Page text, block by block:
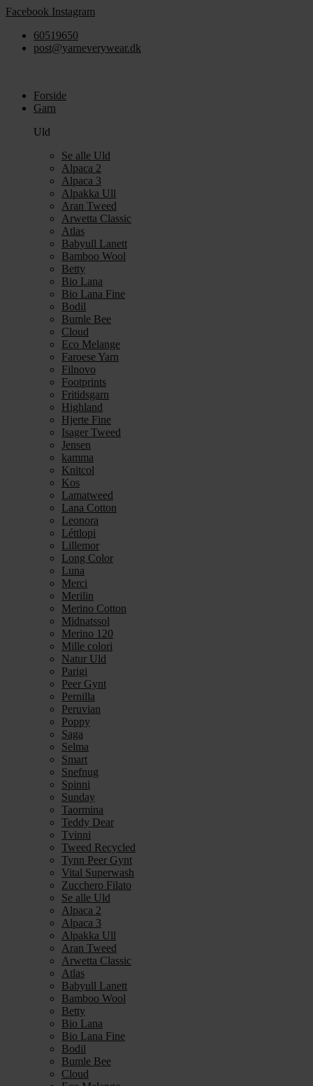
Videre
indhold
Facebook Instagram
60519650
post@yarneverywear.dk
Forside
Garn
Uld
Se alle Uld
Alpaca 2
Alpaca 3
Alpakka Ull
Aran Tweed
Arwetta Classic
Atlas
Babyull Lanett
Bamboo Wool
Betty
Bio Lana
Bio Lana Fine
Bodil
Bumle Bee
Cloud
Eco Melange
Faroese Yarn
Filnovo
Footprints
Fritidsgarn
Highland
Hjerte Fine
Isager Tweed
Jensen
kamma
Knitcol
Kos
Lamatweed
Lana Cotton
Leonora
Léttlopi
Lillemor
Long Color
Luna
Merci
Merilin
Merino Cotton
Midnatssol
Merino 120
Mille colori
Natur Uld
Parigi
Peer Gynt
Pernilla
Peruvian
Poppy
Saga
Selma
Smart
Snefnug
Spinni
Sunday
Taormina
Teddy Dear
Tvinni
Tweed Recycled
Tynn Peer Gynt
Vital Superwash
Zucchero Filato
Se alle Uld
Alpaca 2
Alpaca 3
Alpakka Ull
Aran Tweed
Arwetta Classic
Atlas
Babyull Lanett
Bamboo Wool
Betty
Bio Lana
Bio Lana Fine
Bodil
Bumle Bee
Cloud